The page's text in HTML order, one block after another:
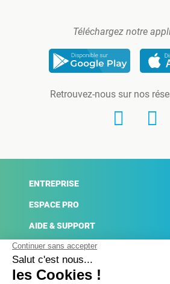
Téléchargez notre
Retrouvez-nous sur nos
ENTREPRISE
ESPACE PRO
AIDE & SUPPORT
ACTUALITÉS